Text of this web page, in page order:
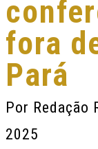
fora
Pará
Por Redação
2025